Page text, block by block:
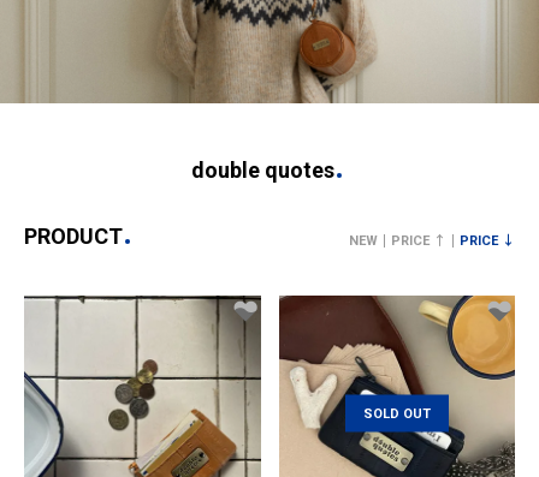
double quotes
PRODUCT NEW PRICE ↑ PRICE ↓
SOLD OUT